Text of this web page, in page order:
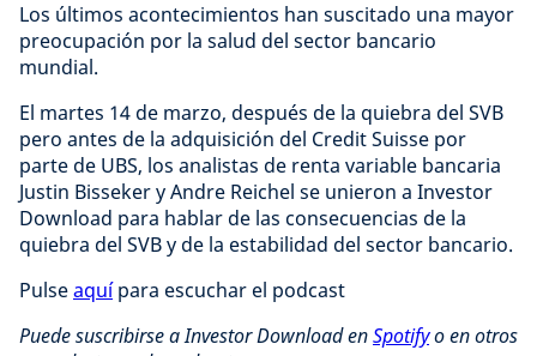
Los últimos acontecimientos han suscitado una mayor
preocupación por la salud del sector bancario
mundial.
El martes 14 de marzo, después de la quiebra del SVB
pero antes de la adquisición del Credit Suisse por
parte de UBS, los analistas de renta variable bancaria
Justin Bisseker y Andre Reichel se unieron a Investor
Download para hablar de las consecuencias de la
quiebra del SVB y de la estabilidad del sector bancario.
Pulseaquípara escuchar el podcast
Puede suscribirse a Investor Download enSpotifyo en otros